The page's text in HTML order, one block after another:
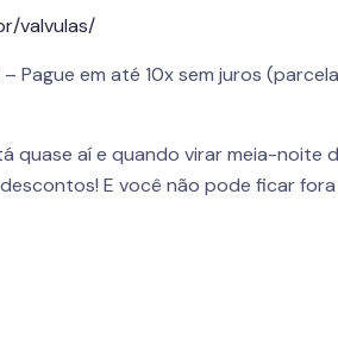
valvulas/
Pague em até 10x sem juros
quase aí e quando virar meia-noite
E você não pode ficar fora